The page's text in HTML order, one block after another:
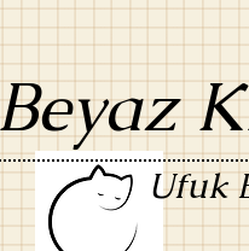
Ufuk